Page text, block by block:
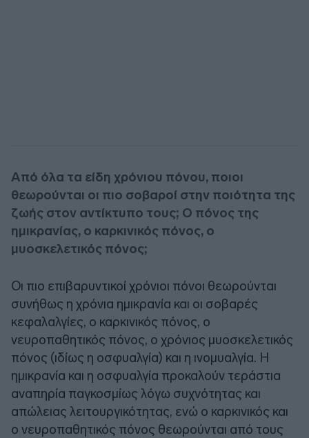
Από όλα τα είδη χρόνιου πόνου, ποιοι
θεωρούνται οι πιο σοβαροί στην ποιότητα της
ζωής στον αντίκτυπο τους; Ο πόνος της
ημικρανίας, ο καρκινικός πόνος, ο
μυοσκελετικός πόνος;
Οι πιο επιβαρυντικοί χρόνιοι πόνοι θεωρούνται
συνήθως η χρόνια ημικρανία και οι σοβαρές
κεφαλαλγίες, ο καρκινικός πόνος, ο
νευροπαθητικός πόνος, ο χρόνιος μυοσκελετικός
πόνος (ιδίως η οσφυαλγία) και η ινομυαλγία. Η
ημικρανία και η οσφυαλγία προκαλούν τεράστια
αναπηρία παγκοσμίως λόγω συχνότητας και
απώλειας λειτουργικότητας, ενώ ο καρκινικός και
ο νευροπαθητικός πόνος θεωρούνται από τους